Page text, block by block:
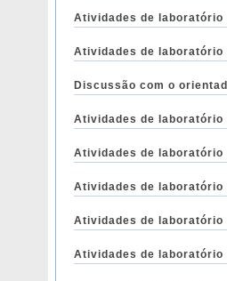
Atividades de laboratório
Atividades de laboratório
Discussão com o
Atividades de laboratório
Atividades de laboratório
Atividades de laboratório
Atividades de laboratório
Atividades de laboratório